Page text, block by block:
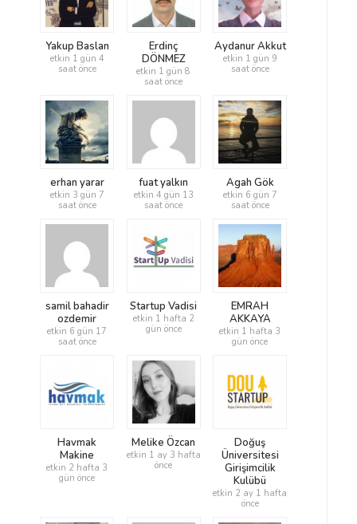
Yakup Baslan
etkin 1 gün 4
saat önce
Erdinç
DÖNMEZ
etkin 1 gün 8
saat önce
Aydanur Akkut
etkin 1 gün 9
saat önce
erhan yarar
etkin 3 gün 7
saat önce
fuat yalkın
etkin 4 gün 13
saat önce
Agah Gök
etkin 6 gün 7
saat önce
samil bahadir
ozdemir
etkin 6 gün 17
saat önce
Startup Vadisi
etkin 1 hafta 2
gün önce
EMRAH
AKKAYA
etkin 1 hafta 3
gün önce
Havmak
Makine
etkin 2 hafta 3
gün önce
Melike Özcan
etkin 1 ay 3 hafta
önce
Doğuş
Üniversitesi
Girişimcilik
Kulübü
etkin 2 ay 1 hafta
önce